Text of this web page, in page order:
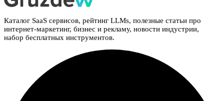
Каталог SaaS сервисов, рейтинг LLMs, полезные статьи про
интернет-маркетинг, бизнес и рекламу, новости индустрии,
набор бесплатных инструментов.